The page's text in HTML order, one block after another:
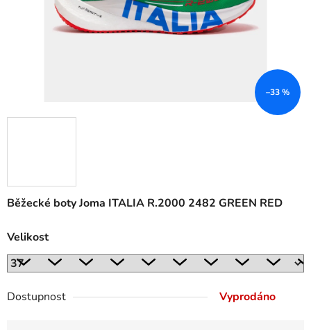
Běžecké boty Joma ITALIA R.2000 2482 GREEN RED
Velikost
Dostupnost Vyprodáno
–33 %